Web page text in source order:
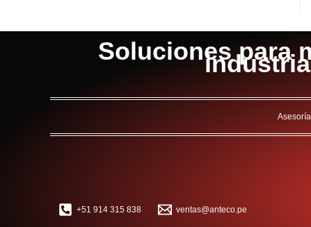
Soluciones para
+51 914 315 838 ventas@anteco.pe